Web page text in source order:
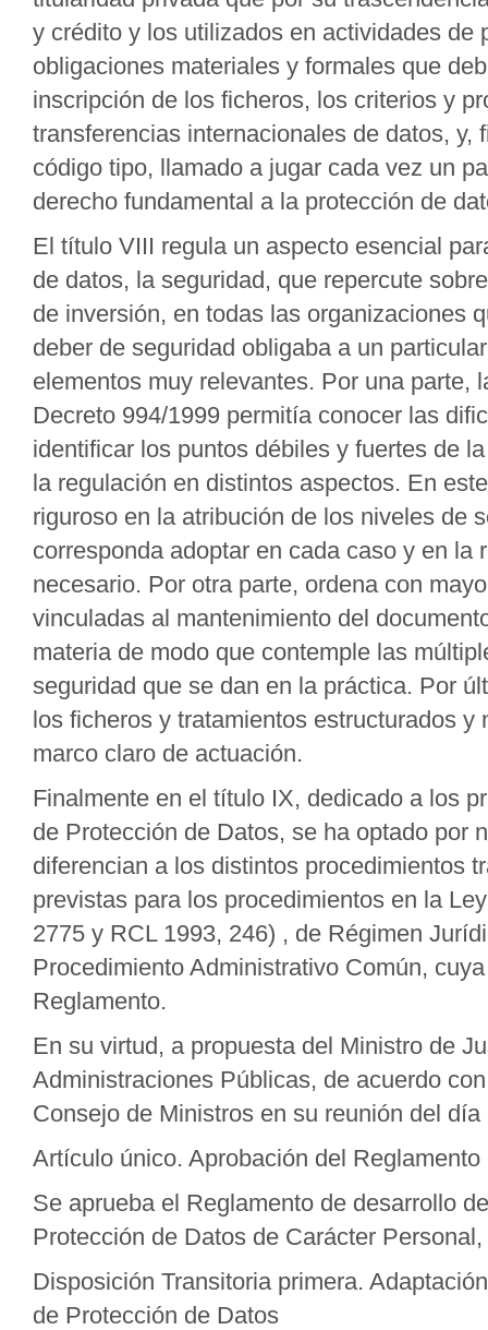
y crédito y los utilizados en actividades
obligaciones materiales y formales que
inscripción de los ficheros, los criterios y
transferencias internacionales de datos,
código tipo, llamado a jugar cada vez un
derecho fundamental a la protección de
El título VIII regula un aspecto esencial
de datos, la seguridad, que repercute
de inversión, en todas las organizaciones
deber de seguridad obligaba a un
elementos muy relevantes. Por una parte,
Decreto 994/1999 permitía conocer las
identificar los puntos débiles y fuertes de
la regulación en distintos aspectos. En
riguroso en la atribución de los niveles de
corresponda adoptar en cada caso y en
necesario. Por otra parte, ordena con
vinculadas al mantenimiento del
materia de modo que contemple las
seguridad que se dan en la práctica. Por
los ficheros y tratamientos estructurados
marco claro de actuación.
Finalmente en el título IX, dedicado a los
de Protección de Datos, se ha optado por
diferencian a los distintos procedimientos
previstas para los procedimientos en la
2775 y RCL 1993, 246) , de Régimen
Procedimiento Administrativo Común,
Reglamento.
En su virtud, a propuesta del Ministro de
Administraciones Públicas, de acuerdo
Consejo de Ministros en su reunión del
Artículo único. Aprobación del Reglamento
Se aprueba el Reglamento de desarrollo
Protección de Datos de Carácter
Disposición Transitoria primera.
de Protección de Datos